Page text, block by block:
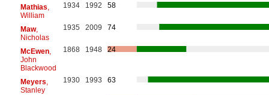
Mathias
William
1934 1992 58
Maw,
Nicholas
1935 2009 74
McEwen,
John
Blackwood
1868 1948 24
Meyers
Stanley
1930 1993 63